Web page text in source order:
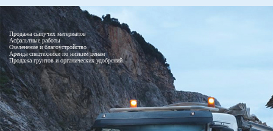
Продажа сыпучих материалов
Асфальтные работы
Озеленение и благоустройство
Аренда спецтехники по низким ценам
Продажа грунтов и органических удобрений